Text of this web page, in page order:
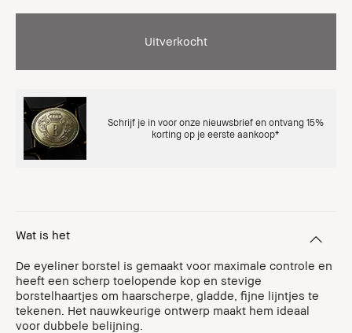
Uitverkocht
Schrijf je in voor onze nieuwsbrief en ontvang 15%
korting op je eerste aankoop*
Wat is het
De eyeliner borstel is gemaakt voor maximale controle en
heeft een scherp toelopende kop en stevige
borstelhaartjes om haarscherpe, gladde, fijne lijntjes te
tekenen. Het nauwkeurige ontwerp maakt hem ideaal
voor dubbele belijning.